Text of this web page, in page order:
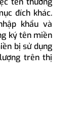
đích khác.
khẩu và
ký tên miền
bị sử dụng
trên thị